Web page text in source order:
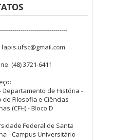
lapis.ufsc@gmail.com
(48) 3721-6411
Departamento de História -
de Filosofia e Ciências
(CFH) - Bloco D
Federal de Santa
- Campus Universitário -